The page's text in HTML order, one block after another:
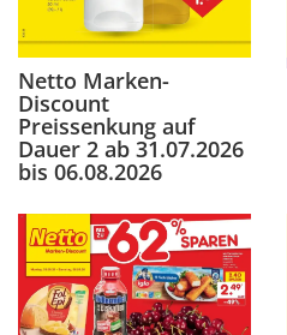
Netto Marken-
Discount
Preissenkung auf
Dauer 2 ab 31.07.2026
bis 06.08.2026